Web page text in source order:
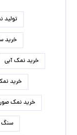
تولید
خرید
خرید نمک آبی
خرید
خرید نمک
سنگ